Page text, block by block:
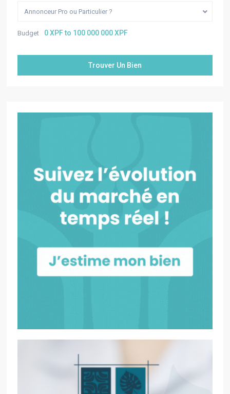
Annonceur Pro ou Particulier ?
Budget 0 XPF to 100 000 000 XPF